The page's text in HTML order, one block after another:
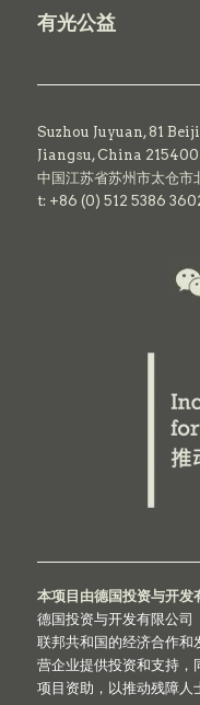
有光公益
Suzhou Juyuan, 81
Jiangsu, China 215400
中国江苏省苏州市太仓
t: +86 (0) 512 5386
本项目由德国投资与开发
德国投资与开发有限公
联邦共和国的经济合作和
营企业提供投资和支持，
项目资助，以推动残障人